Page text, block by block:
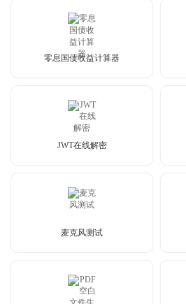
零息国债收益计算器
JWT在线解密
麦克风测试